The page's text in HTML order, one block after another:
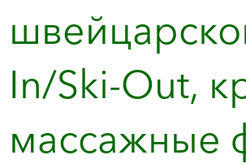
In/Ski-Out,
массажные